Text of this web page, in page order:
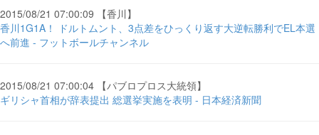
2015/08/21 07:00:09 【香川】
香川1G1A！ ドルトムント、3点差をひっくり返す大逆転勝利でEL本選
へ前進 - フットボールチャンネル
2015/08/21 07:00:04 【パブロプロス大統領】
ギリシャ首相が辞表提出 総選挙実施を表明 - 日本経済新聞